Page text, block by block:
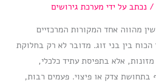
/ נכתב על ידימערכת גירושים
מהווה אחד המקורות המרכזיים
בין בני זוג. מדובר לא רק בחלוקת
אלא בתפיסת עתיד כלכלי,
בתחושת צדק או פיצוי. פעמים רבות,